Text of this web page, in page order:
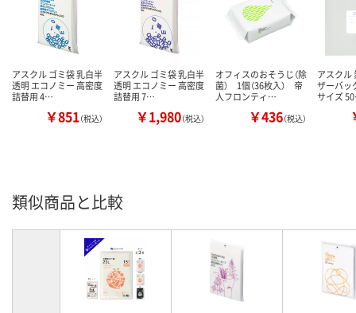
アスクル ゴミ袋 乳白半
透明 エコノミー 高密度
詰替用 4…
￥851（税込）
アスクル ゴミ袋 乳白半
透明 エコノミー 高密度
詰替用 7…
￥1,980（税込）
オフィスのおそうじ（除
菌） 1個（36枚入） 帝
人フロンティ…
￥436（税込）
アスクル
ザーバッ
サイズ
類似商品と比較